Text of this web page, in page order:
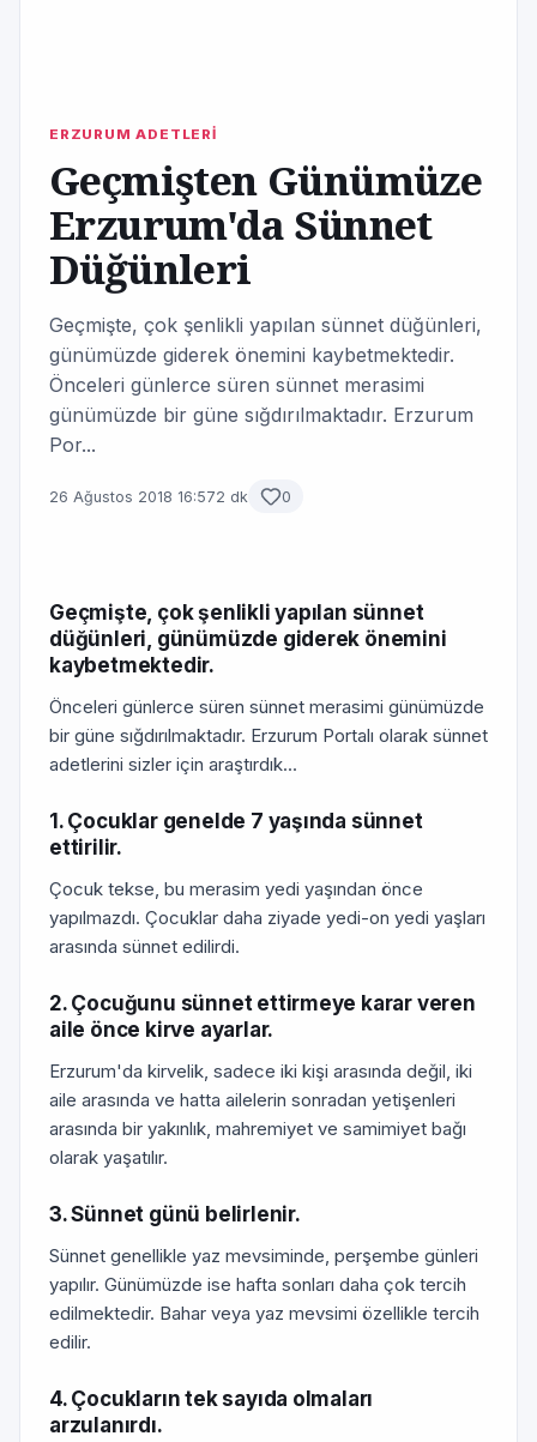
ERZURUM ADETLERİ
Geçmişten Günümüze
Erzurum'da Sünnet
Düğünleri
Geçmişte, çok şenlikli yapılan sünnet düğünleri,
günümüzde giderek önemini kaybetmektedir.
Önceleri günlerce süren sünnet merasimi
günümüzde bir güne sığdırılmaktadır. Erzurum
Por...
26 Ağustos 2018 16:572 dk 0
Geçmişte, çok şenlikli yapılan sünnet
düğünleri, günümüzde giderek önemini
kaybetmektedir.
Önceleri günlerce süren sünnet merasimi günümüzde
bir güne sığdırılmaktadır. Erzurum Portalı olarak sünnet
adetlerini sizler için araştırdık...
1. Çocuklar genelde 7 yaşında sünnet
ettirilir.
Çocuk tekse, bu merasim yedi yaşından önce
yapılmazdı. Çocuklar daha ziyade yedi-on yedi yaşları
arasında sünnet edilirdi.
2. Çocuğunu sünnet ettirmeye karar veren
aile önce kirve ayarlar.
Erzurum'da kirvelik, sadece iki kişi arasında değil, iki
aile arasında ve hatta ailelerin sonradan yetişenleri
arasında bir yakınlık, mahremiyet ve samimiyet bağı
olarak yaşatılır.
3. Sünnet günü belirlenir.
Sünnet genellikle yaz mevsiminde, perşembe günleri
yapılır. Günümüzde ise hafta sonları daha çok tercih
edilmektedir. Bahar veya yaz mevsimi özellikle tercih
edilir.
4. Çocukların tek sayıda olmaları
arzulanırdı.